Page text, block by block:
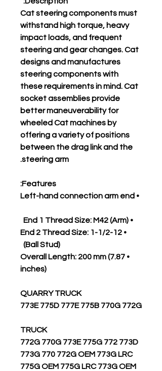
Cat steering components must
withstand high torque, heavy
impact loads, and frequent
steering and gear changes. Cat
designs and manufactures
steering components with
these requirements in mind. Cat
socket assemblies provide
better maneuverability for
wheeled Cat machines by
offering a variety of positions
between the drag link and the
steering arm.
Features:
• Left-hand connection arm end
• End 1 Thread Size: M42 (Arm)
• End 2 Thread Size: 1-1/2-12
(Ball Stud)
• Overall Length: 200 mm (7.87
inches)
QUARRY TRUCK
773E 775D 777E 775B 770G 772G
TRUCK
772G 770G 773E 775G 772 773D
773G 770 772G OEM 773G LRC
775G OEM 775G LRC 773G OEM